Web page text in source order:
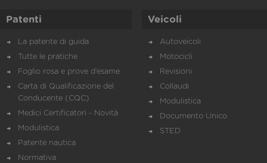
Patenti
La patente di guida
Tutte le pratiche
Foglio rosa e prove d’esame
Carta di Qualificazione del
Conducente (CQC)
Medici Certificatori - Novità
Modulistica
Patente nautica
Normativa
Veicoli
Autoveicoli
Motocicli
Revisioni
Collaudi
Modulistica
Documento Unico
STED